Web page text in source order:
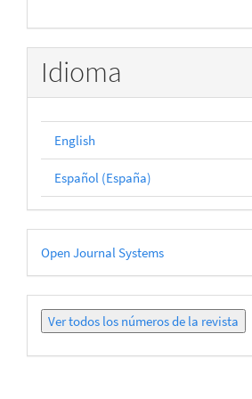
Idioma
English
Español (España)
Desarrollado
por
Open Journal Systems
Ver
todos